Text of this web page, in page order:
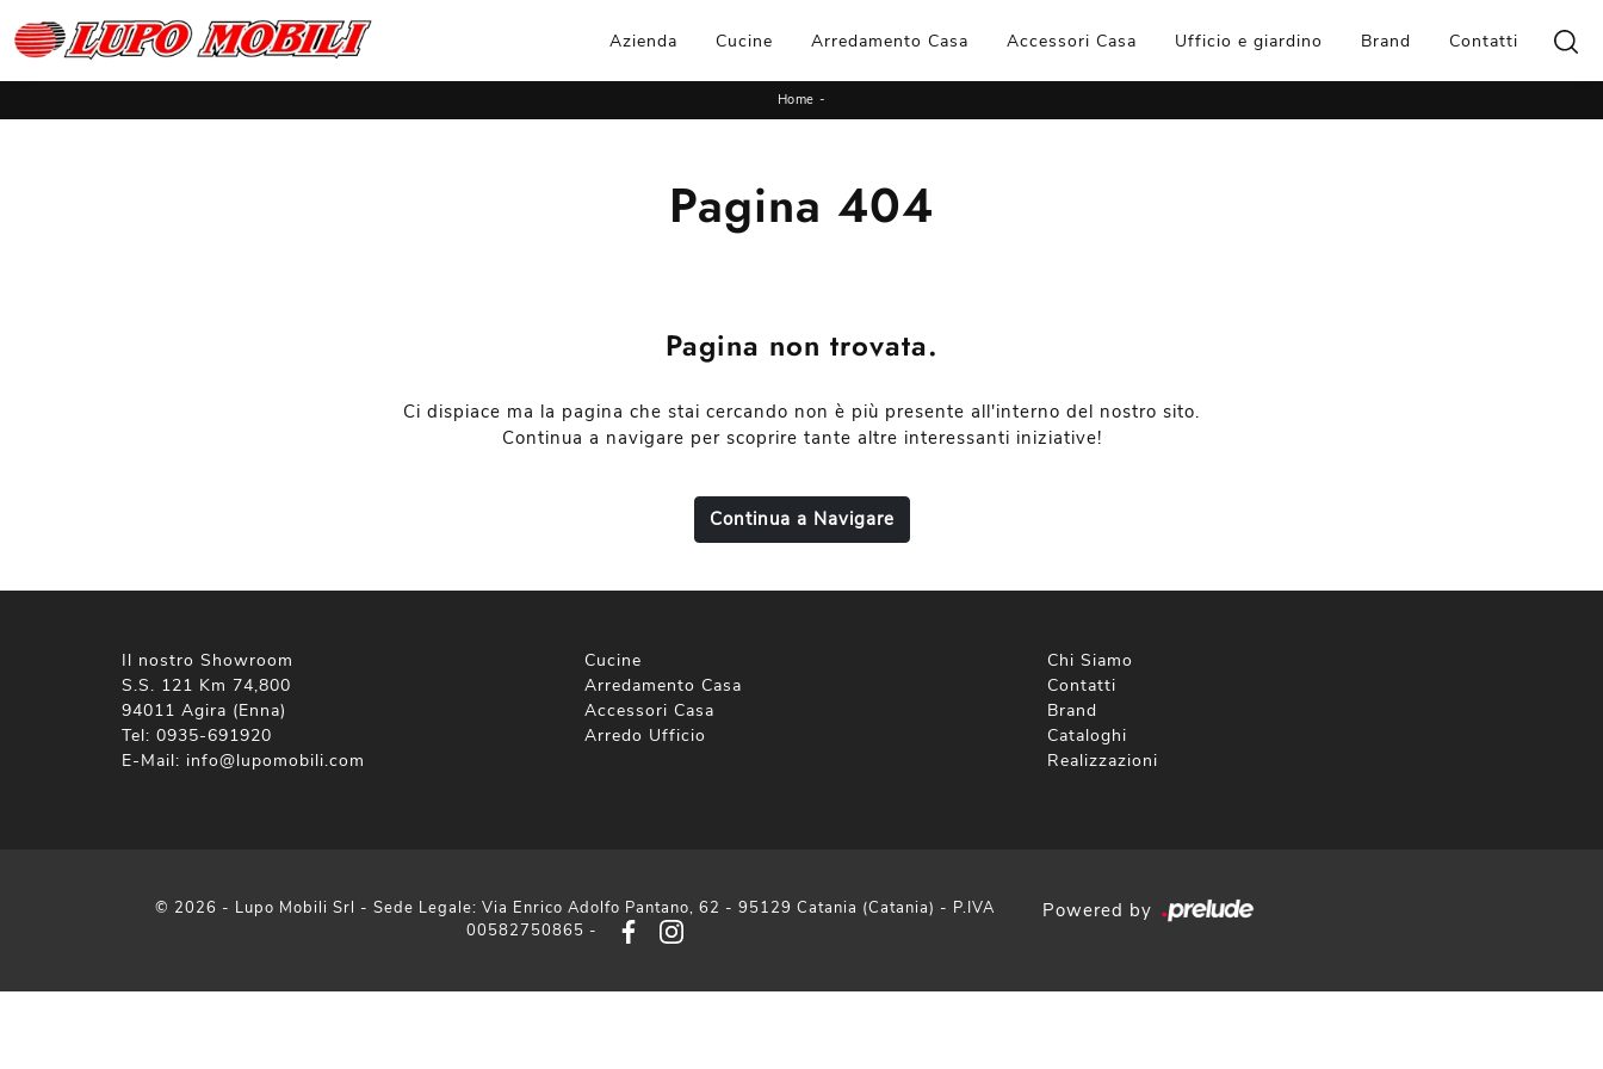
Azienda Cucine Arredamento Casa Accessori Casa Ufficio e giardino Brand Contatti
Home -
Pagina 404
Pagina non trovata.
Ci dispiace ma la pagina che stai cercando non è più presente all'interno del nostro sito.
Continua a navigare per scoprire tante altre interessanti iniziative!
Continua a Navigare
Il nostro Showroom
S.S. 121 Km 74,800
94011 Agira (Enna)
Tel: 0935-691920
E-Mail: info@lupomobili.com
Cucine
Arredamento Casa
Accessori Casa
Arredo Ufficio
Chi Siamo
Contatti
Brand
Cataloghi
Realizzazioni
© 2026 - Lupo Mobili Srl - Sede Legale: Via Enrico Adolfo Pantano, 62 - 95129 Catania (Catania) - P.IVA
00582750865 -
Powered by